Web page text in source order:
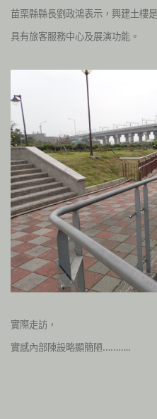
苗栗縣縣長劉政鴻表示，興建土樓
具有旅客服務中心及展演功能。
實際走訪，
實感內部陳設略顯簡陋………..